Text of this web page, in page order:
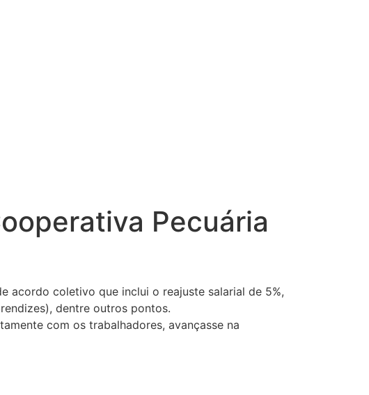
Pecuária
acordo coletivo que inclui o reajuste salarial de 5%,
dentre outros pontos.
com os trabalhadores, avançasse na